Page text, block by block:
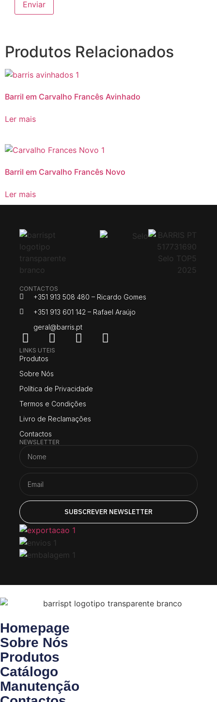
Produtos Relacionados
Barril em Carvalho Francês Avinhado
Ler mais
Barril em Carvalho Francês Novo
Ler mais
CONTACTOS
+351 913 508 480 – Ricardo Gomes
+351 913 601 142 – Rafael Araújo
geral@barris.pt
LINKS UTEIS
Produtos
Sobre Nós
Política de Privacidade
Termos e Condições
Livro de Reclamações
Contactos
NEWSLETTER
SUBSCREVER NEWSLETTER
Homepage
Sobre Nós
Produtos
Catálogo
Manutenção